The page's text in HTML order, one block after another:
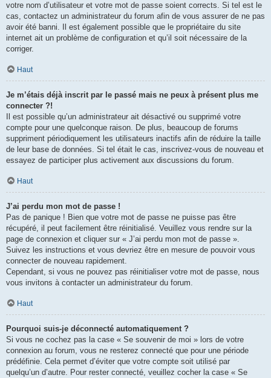
votre nom d’utilisateur et votre mot de passe soient corrects. Si tel est le
cas, contactez un administrateur du forum afin de vous assurer de ne pas
avoir été banni. Il est également possible que le propriétaire du site
internet ait un problème de configuration et qu’il soit nécessaire de la
corriger.
Haut
Je m’étais déjà inscrit par le passé mais ne peux à présent plus me
connecter ?!
Il est possible qu’un administrateur ait désactivé ou supprimé votre
compte pour une quelconque raison. De plus, beaucoup de forums
suppriment périodiquement les utilisateurs inactifs afin de réduire la taille
de leur base de données. Si tel était le cas, inscrivez-vous de nouveau et
essayez de participer plus activement aux discussions du forum.
Haut
J’ai perdu mon mot de passe !
Pas de panique ! Bien que votre mot de passe ne puisse pas être
récupéré, il peut facilement être réinitialisé. Veuillez vous rendre sur la
page de connexion et cliquer sur « J’ai perdu mon mot de passe ».
Suivez les instructions et vous devriez être en mesure de pouvoir vous
connecter de nouveau rapidement.
Cependant, si vous ne pouvez pas réinitialiser votre mot de passe, nous
vous invitons à contacter un administrateur du forum.
Haut
Pourquoi suis-je déconnecté automatiquement ?
Si vous ne cochez pas la case « Se souvenir de moi » lors de votre
connexion au forum, vous ne resterez connecté que pour une période
prédéfinie. Cela permet d’éviter que votre compte soit utilisé par
quelqu’un d’autre. Pour rester connecté, veuillez cocher la case « Se